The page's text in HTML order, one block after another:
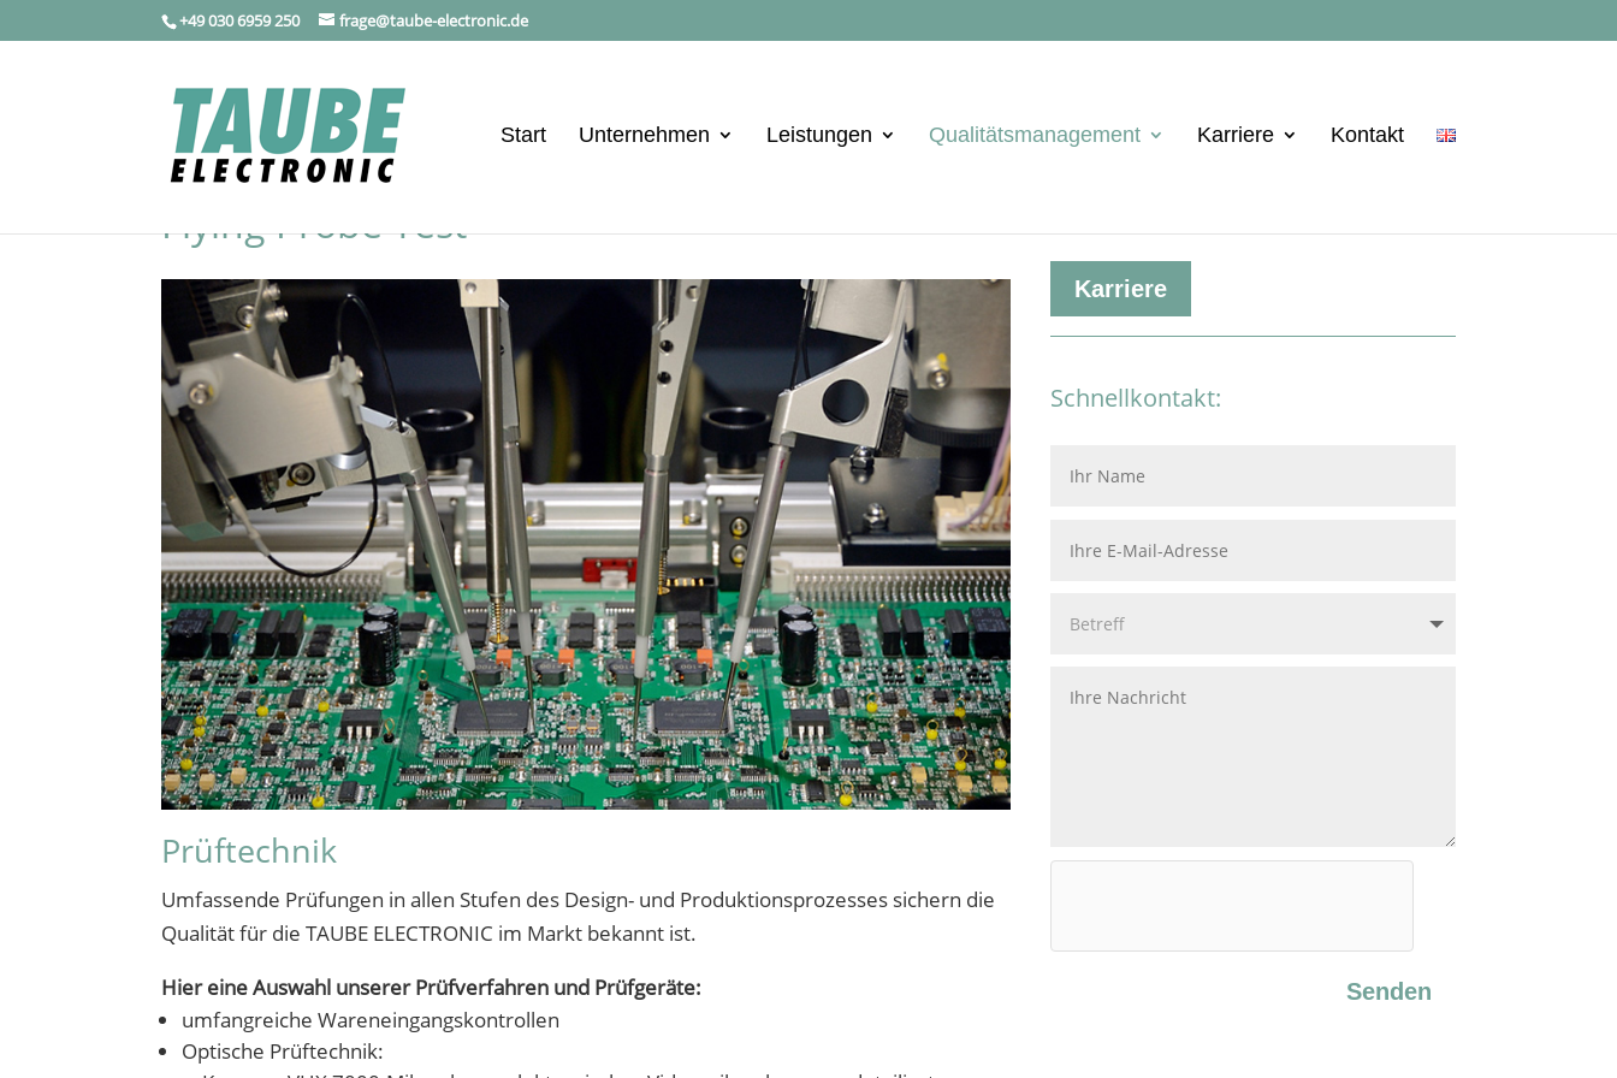
+49 030 6959 250 frage@taube-electronic.de
Start Unternehmen Leistungen Qualitätsmanagement Karriere Kontakt
Flying Probe Test
Prüftechnik
Umfassende Prüfungen in allen Stufen des Design- und Produktionsprozesses sichern die
Qualität für die TAUBE ELECTRONIC im Markt bekannt ist.
Hier eine Auswahl unserer Prüfverfahren und Prüfgeräte:
umfangreiche Wareneingangskontrollen
Optische Prüftechnik:
Karriere
Schnellkontakt:
Senden